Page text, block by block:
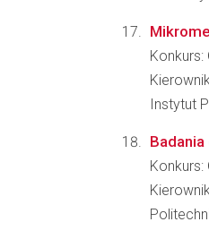
Konkurs:
Instytut
Konkurs: